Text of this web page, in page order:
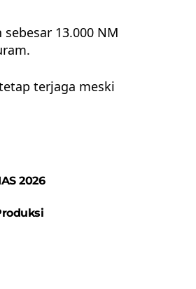
13.000 NM
terjaga meski
2026